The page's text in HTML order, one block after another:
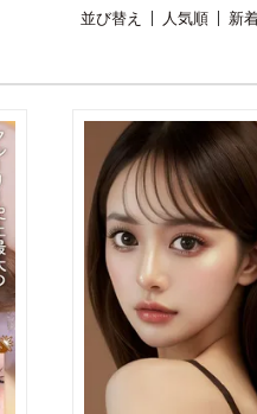
並び替え 人気順 新